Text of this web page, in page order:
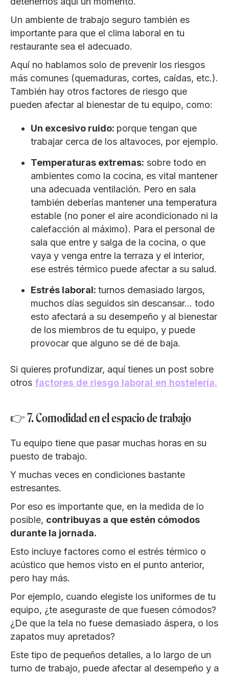
Un ambiente de trabajo seguro también es
importante para que el clima laboral en tu
restaurante sea el adecuado.
Aquí no hablamos solo de prevenir los riesgos
más comunes (quemaduras, cortes, caídas, etc.).
También hay otros factores de riesgo que
pueden afectar al bienestar de tu equipo, como:
Un excesivo ruido: porque tengan que
trabajar cerca de los altavoces, por ejemplo.
Temperaturas extremas: sobre todo en
ambientes como la cocina, es vital mantener
una adecuada ventilación. Pero en sala
también deberías mantener una temperatura
estable (no poner el aire acondicionado ni la
calefacción al máximo). Para el personal de
sala que entre y salga de la cocina, o que
vaya y venga entre la terraza y el interior,
ese estrés térmico puede afectar a su salud.
Estrés laboral: turnos demasiado largos,
muchos días seguidos sin descansar… todo
esto afectará a su desempeño y al bienestar
de los miembros de tu equipo, y puede
provocar que alguno se dé de baja.
Si quieres profundizar, aquí tienes un post sobre
otros factores de riesgo laboral en hostelería.
👉 7. Comodidad en el espacio de trabajo
Tu equipo tiene que pasar muchas horas en su
puesto de trabajo.
Y muchas veces en condiciones bastante
estresantes.
Por eso es importante que, en la medida de lo
posible, contribuyas a que estén cómodos
durante la jornada.
Esto incluye factores como el estrés térmico o
acústico que hemos visto en el punto anterior,
pero hay más.
Por ejemplo, cuando elegiste los uniformes de tu
equipo, ¿te aseguraste de que fuesen cómodos?
¿De que la tela no fuese demasiado áspera, o los
zapatos muy apretados?
Este tipo de pequeños detalles, a lo largo de un
turno de trabajo, puede afectar al desempeño y a